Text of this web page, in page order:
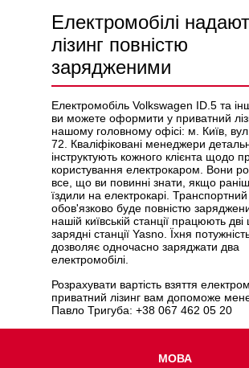
Електромобілі
лізинг повністю
зарядженими
Електромобіль Volkswagen ID.5 та
ви можете оформити у приватний
нашому головному офісі: м. Київ,
72. Кваліфіковані менеджери
інструктують кожного клієнта щодо
користування електрокаром. Вони
все, що ви повинні знати, якщо
їздили на електрокарі. Транспортний
обов'язково буде повністю
нашій київській станції працюють дві
зарядні станції Yasno. Їхня
дозволяє одночасно заряджати два
електромобілі.
Розрахувати вартість взяття
приватний лізинг вам допоможе
Павло Тригуба: +38 067 462 05 20
МОВА